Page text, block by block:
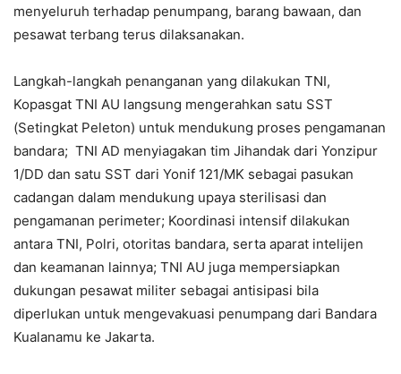
menyeluruh terhadap penumpang, barang bawaan, dan
pesawat terbang terus dilaksanakan.
Langkah-langkah penanganan yang dilakukan TNI,
Kopasgat TNI AU langsung mengerahkan satu SST
(Setingkat Peleton) untuk mendukung proses pengamanan
bandara; TNI AD menyiagakan tim Jihandak dari Yonzipur
1/DD dan satu SST dari Yonif 121/MK sebagai pasukan
cadangan dalam mendukung upaya sterilisasi dan
pengamanan perimeter; Koordinasi intensif dilakukan
antara TNI, Polri, otoritas bandara, serta aparat intelijen
dan keamanan lainnya; TNI AU juga mempersiapkan
dukungan pesawat militer sebagai antisipasi bila
diperlukan untuk mengevakuasi penumpang dari Bandara
Kualanamu ke Jakarta.